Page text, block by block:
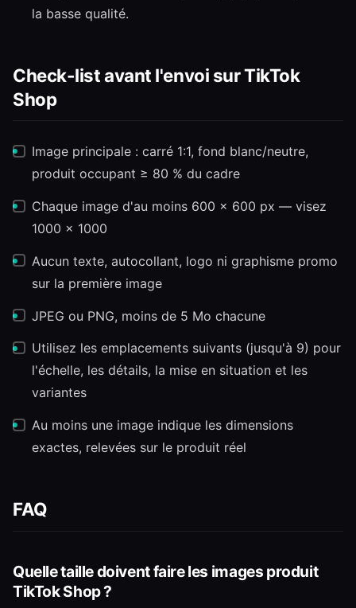
la basse qualité.
Check-list avant l'envoi sur TikTok
Shop
Image principale : carré 1:1, fond blanc/neutre,
produit occupant ≥ 80 % du cadre
Chaque image d'au moins 600 × 600 px — visez
1000 × 1000
Aucun texte, autocollant, logo ni graphisme promo
sur la première image
JPEG ou PNG, moins de 5 Mo chacune
Utilisez les emplacements suivants (jusqu'à 9) pour
l'échelle, les détails, la mise en situation et les
variantes
Au moins une image indique les dimensions
exactes, relevées sur le produit réel
FAQ
Quelle taille doivent faire les images produit
TikTok Shop ?